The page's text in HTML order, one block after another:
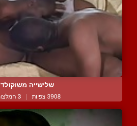
שלישייה משוקולד
3908 צפיות | 3 המלצות